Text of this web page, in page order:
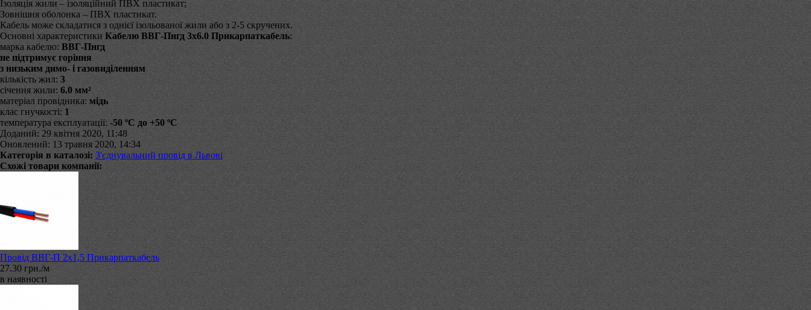
Ізоляція жили – ізоляційний ПВХ пластикат;
Зовнішня оболонка – ПВХ пластикат.
Кабель може складатися з однієї ізольованої жили або з 2-5 скручених.
Основні характеристики Кабелю ВВГ-Пнгд 3х6.0 Прикарпаткабель:
марка кабелю: ВВГ-Пнгд
не підтримує горіння
з низьким димо- і газовиділенням
кількість жил: 3
січення жили: 6.0 мм²
матеріал провідника: мідь
клас гнучкості: 1
температура експлуатації: -50 ºС до +50 ºС
Доданий: 29 квітня 2020, 11:48
Оновлений: 13 травня 2020, 14:34
Категорія в каталозі: З'єднувальний провід в Львові
Схожі товари компанії:
Провід ВВГ-П 2х1,5 Прикарпаткабель
27.30 грн./м
в наявності